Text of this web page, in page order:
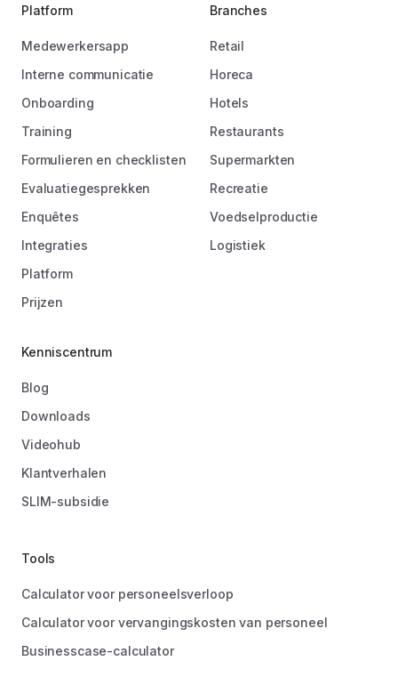
Platform
Medewerkersapp
Interne communicatie
Onboarding
Training
Formulieren en checklisten
Evaluatiegesprekken
Enquêtes
Integraties
Platform
Prijzen
Branches
Retail
Horeca
Hotels
Restaurants
Supermarkten
Recreatie
Voedselproductie
Logistiek
Kenniscentrum
Blog
Downloads
Videohub
Klantverhalen
SLIM-subsidie
Tools
Calculator voor personeelsverloop
Calculator voor vervangingskosten van personeel
Businesscase-calculator